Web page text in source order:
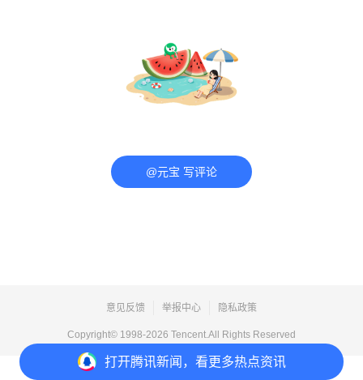
打开腾讯新闻，看更多热点资讯
@元宝 写评论
意见反馈 举报中心 隐私政策
Copyright© 1998-2026 Tencent.All Rights Reserved